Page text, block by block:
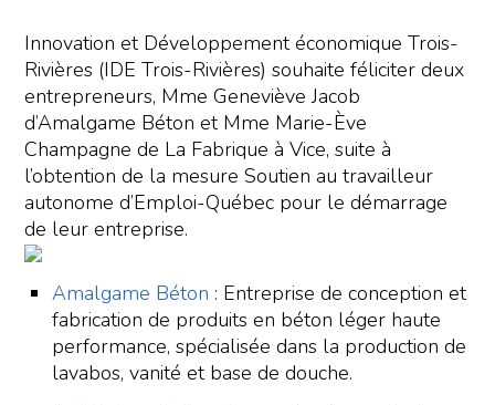
Innovation et Développement économique Trois-
Rivières (IDE Trois-Rivières) souhaite féliciter deux
entrepreneurs, Mme Geneviève Jacob
d’Amalgame Béton et Mme Marie-Ève
Champagne de La Fabrique à Vice, suite à
l’obtention de la mesure Soutien au travailleur
autonome d’Emploi-Québec pour le démarrage
de leur entreprise.
Amalgame Béton : Entreprise de conception et
fabrication de produits en béton léger haute
performance, spécialisée dans la production de
lavabos, vanité et base de douche.